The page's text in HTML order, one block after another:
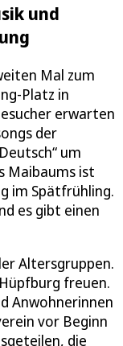
und
Mal zum
Platz in
erwarten
der
um
Maibaums ist
im Spätfrühling.
es gibt einen
Altersgruppen.
freuen.
Anwohnerinnen
vor Beginn
die